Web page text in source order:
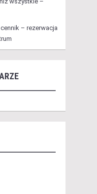
– rezerwacja